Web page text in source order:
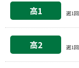
高1 週1回
高2 週1回